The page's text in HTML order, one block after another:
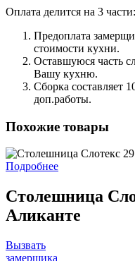
Оплата делится на 3 части:
Предоплата
стоимости кухни.
Оставшуюся часть
Вашу кухню.
Сборка составляет
доп.работы.
Похожие товары
Подробнее
Столешница
Аликанте
Вызвать
замерщика